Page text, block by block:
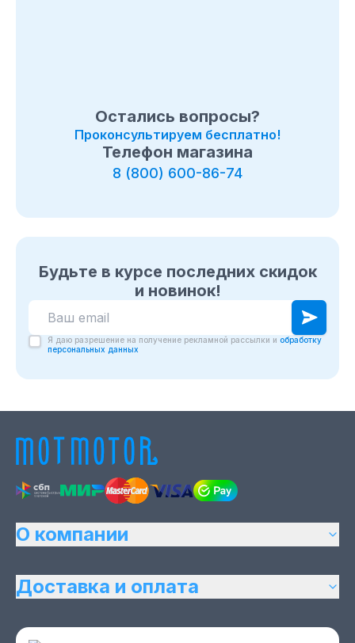
Остались вопросы?
Проконсультируем бесплатно!
Телефон магазина
8 (800) 600-86-74
Будьте в курсе последних скидок
и новинок!
Я даю разрешение на получение рекламной рассылки и обработку
персональных данных
О компании
Доставка и оплата